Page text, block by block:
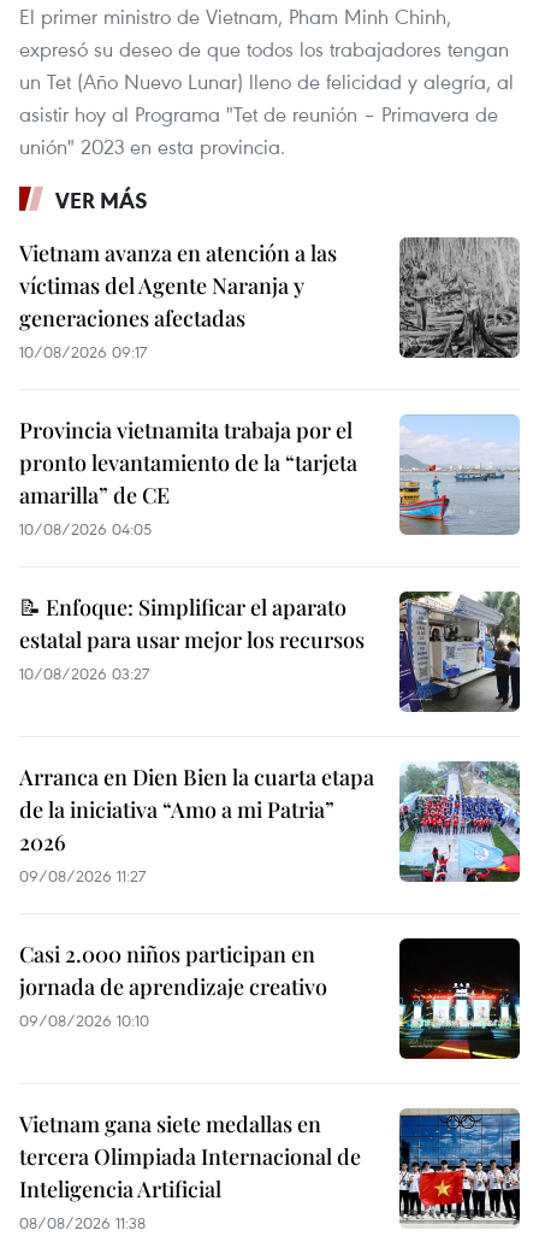
El primer ministro de Vietnam, Pham Minh Chinh,
expresó su deseo de que todos los trabajadores tengan
un Tet (Año Nuevo Lunar) lleno de felicidad y alegría, al
asistir hoy al Programa "Tet de reunión – Primavera de
unión" 2023 en esta provincia.
VER MÁS
Vietnam avanza en atención a las
víctimas del Agente Naranja y
generaciones afectadas
10/08/2026 09:17
Provincia vietnamita trabaja por el
pronto levantamiento de la “tarjeta
amarilla” de CE
10/08/2026 04:05
📝 Enfoque: Simplificar el aparato
estatal para usar mejor los recursos
10/08/2026 03:27
Arranca en Dien Bien la cuarta etapa
de la iniciativa “Amo a mi Patria”
2026
09/08/2026 11:27
Casi 2.000 niños participan en
jornada de aprendizaje creativo
09/08/2026 10:10
Vietnam gana siete medallas en
tercera Olimpiada Internacional de
Inteligencia Artificial
08/08/2026 11:38